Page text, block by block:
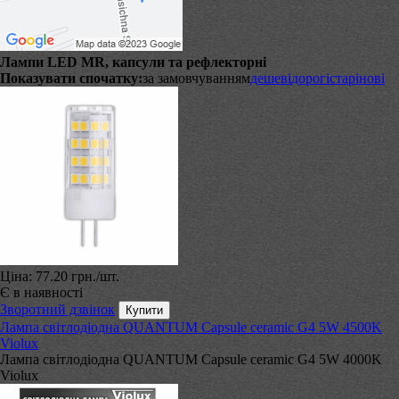
Лампи LED MR, капсули та рефлекторні
Показувати спочатку:за замовчуваннямдешевідорогістарінові
Ціна: 77.20 грн./шт.
Є в наявності
Зворотний дзвінок
Лампа світлодіодна QUANTUM Capsule ceramic G4 5W 4500K
Violux
Лампа світлодіодна QUANTUM Capsule ceramic G4 5W 4000K
Violux